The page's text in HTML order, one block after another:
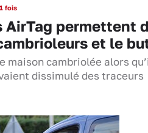
fois
AirTag permettent
et le
maison cambriolée alors
dissimulé des traceurs